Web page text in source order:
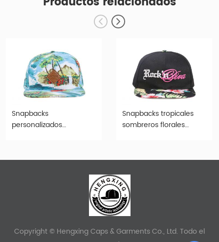
Snapbacks
personalizados
Snapbacks tropicales
sombreros florales
Copyright © Hengxing Caps & Garments Co., Ltd. Todo el